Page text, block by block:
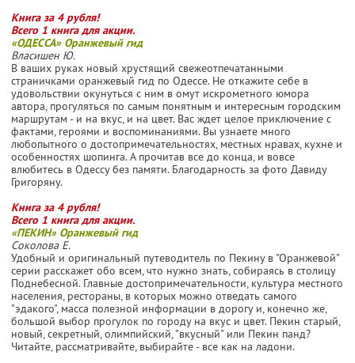
Книга за 4 рубля!
Всего 1 книга для акции.
«ОДЕССА» Оранжевый гид
Власишен Ю.
В ваших руках новый хрустящий свежеотпечатанными
страничками оранжевый гид по Одессе. Не откажите себе в
удовольствии окунуться с ним в омут искрометного юмора
автора, прогуляться по самым понятным и интересным городским
маршрутам - и на вкус, и на цвет. Вас ждет целое приключение с
фактами, героями и воспоминаниями. Вы узнаете много
любопытного о достопримечательностях, местных нравах, кухне и
особенностях шопинга. А прочитав все до конца, и вовсе
влюбитесь в Одессу без памяти. Благодарность за фото Давиду
Григоряну.
Книга за 4 рубля!
Всего 1 книга для акции.
«ПЕКИН» Оранжевый гид
Соколова Е.
Удобный и оригинальный путеводитель по Пекину в "Оранжевой"
серии расскажет обо всем, что нужно знать, собираясь в столицу
Поднебесной. Главные достопримечательности, культура местного
населения, рестораны, в которых можно отведать самого
"эдакого", масса полезной информации в дорогу и, конечно же,
большой выбор прогулок по городу на вкус и цвет. Пекин старый,
новый, секретный, олимпийский, "вкусный" или Пекин панд?
Читайте, рассматривайте, выбирайте - все как на ладони.